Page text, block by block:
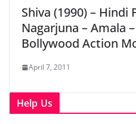
Shiva (1990) – Hindi
Nagarjuna – Amala
Bollywood Action
April 7, 2011
Help Us